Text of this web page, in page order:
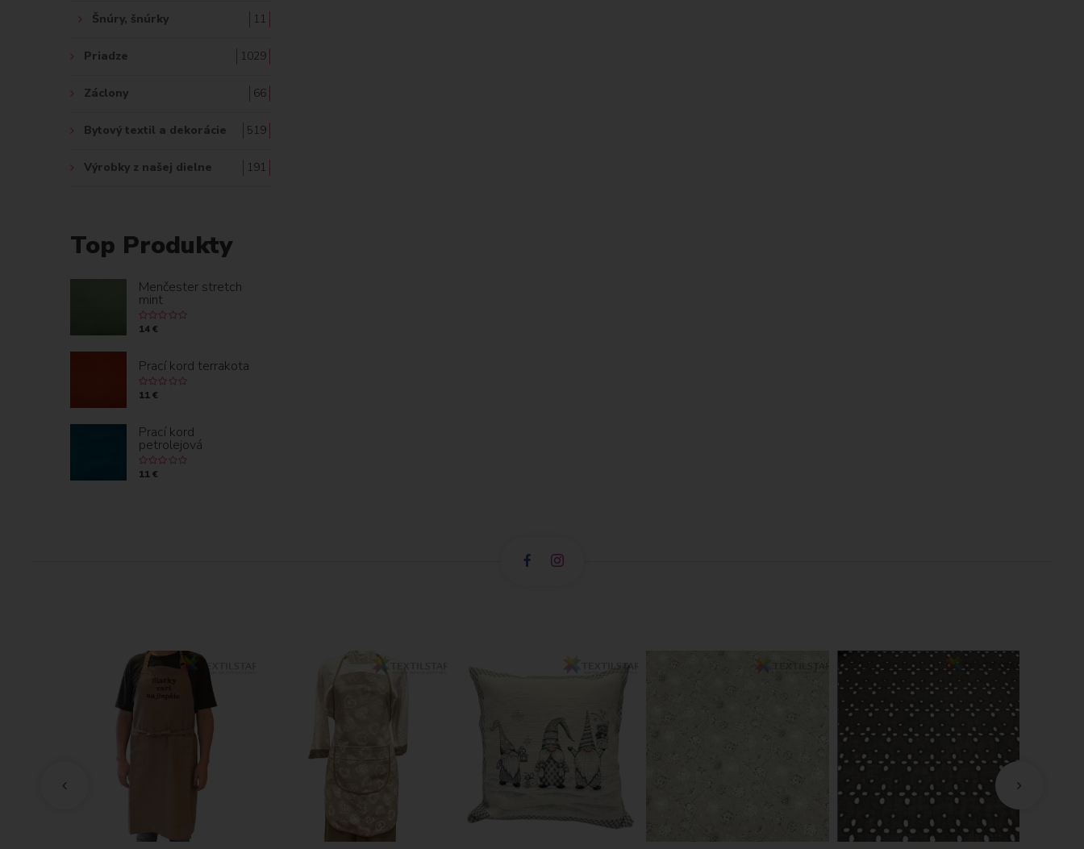
Šnúry, šnúrky 11
Priadze 1029
Záclony 66
Bytový textil a dekorácie 519
Výrobky z našej dielne 191
Top Produkty
Menčester stretch
mint
14 €
Prací kord terrakota
11 €
Prací kord
petrolejová
11 €